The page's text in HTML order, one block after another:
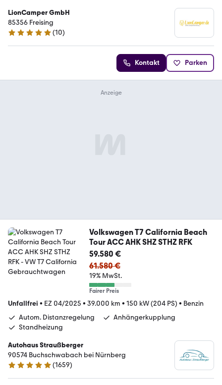
LionCamper GmbH
85356 Freising
4.9 Sterne
(10)
Kontakt Parken
Volkswagen T7 California Beach
Tour ACC AHK SHZ STHZ RFK
59.580 €
61.580 €
19% MwSt.
Fairer Preis
Unfallfrei • EZ 04/2025 • 39.000 km • 150 kW (204 PS) • Benzin
Autom. Distanzregelung
Anhängerkupplung
Standheizung
Autohaus Straußberger
90574 Buchschwabach bei Nürnberg
4.9 Sterne
(1659)